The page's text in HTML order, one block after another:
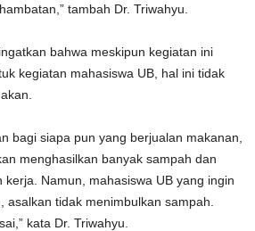
tambah Dr. Triwahyu.
bahwa meskipun kegiatan ini
kegiatan mahasiswa UB, hal ini tidak
bagi siapa pun yang berjualan makanan,
menghasilkan banyak sampah dan
kerja. Namun, mahasiswa UB yang ingin
asalkan tidak menimbulkan sampah.
kata Dr. Triwahyu.